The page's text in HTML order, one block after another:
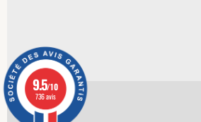
9.5/10
736 avis